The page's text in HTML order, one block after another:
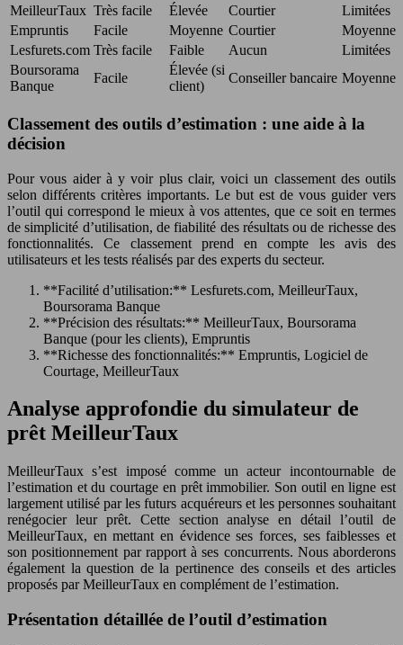
MeilleurTaux Très facile Élevée Courtier
Limitées
Empruntis
Facile Moyenne Courtier
Moyennes
Lesfurets.com Très facile Faible Aucun
Limitées
Boursorama
Banque
Facile
Élevée (si
client)
Conseiller bancaire Moyennes
Classement des outils d’estimation : une aide à la
décision
Pour vous aider à y voir plus clair, voici un classement des outils
selon différents critères importants. Le but est de vous guider vers
l’outil qui correspond le mieux à vos attentes, que ce soit en termes
de simplicité d’utilisation, de fiabilité des résultats ou de richesse des
fonctionnalités. Ce classement prend en compte les avis des
utilisateurs et les tests réalisés par des experts du secteur.
**Facilité d’utilisation:** Lesfurets.com, MeilleurTaux,
Boursorama Banque
**Précision des résultats:** MeilleurTaux, Boursorama
Banque (pour les clients), Empruntis
**Richesse des fonctionnalités:** Empruntis, Logiciel de
Courtage, MeilleurTaux
Analyse approfondie du simulateur de
prêt MeilleurTaux
MeilleurTaux s’est imposé comme un acteur incontournable de
l’estimation et du courtage en prêt immobilier. Son outil en ligne est
largement utilisé par les futurs acquéreurs et les personnes souhaitant
renégocier leur prêt. Cette section analyse en détail l’outil de
MeilleurTaux, en mettant en évidence ses forces, ses faiblesses et
son positionnement par rapport à ses concurrents. Nous aborderons
également la question de la pertinence des conseils et des articles
proposés par MeilleurTaux en complément de l’estimation.
Présentation détaillée de l’outil d’estimation